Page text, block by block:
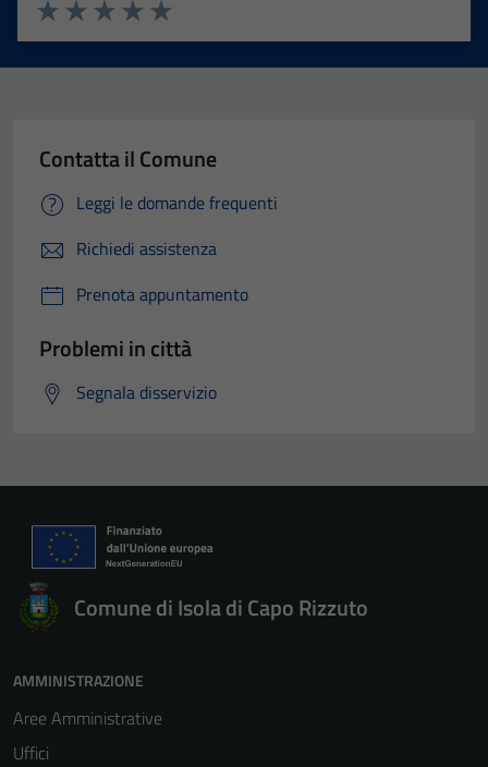
Valuta 5 stelle su 5
Valuta 4 stelle su 5
Valuta 3 stelle su 5
Valuta 2 stelle su 5
Valuta 1 stelle su 5
Contatta il Comune
Leggi le domande frequenti
Richiedi assistenza
Prenota appuntamento
Problemi in città
Segnala disservizio
Comune di Isola di Capo Rizzuto
AMMINISTRAZIONE
Aree Amministrative
Uffici